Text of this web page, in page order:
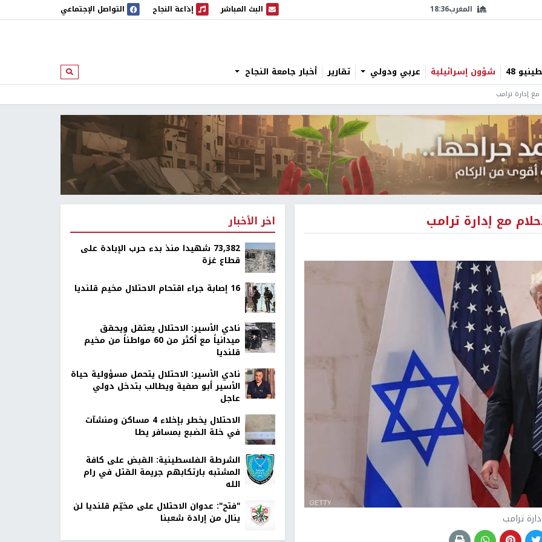
المغرب18:36 البث المباشر
البث المباشر إذاعة النجاح
إذاعة النجاح التواصل الإجتماعي
48 شؤون إسرائيلية عربي ودولي تقارير أخبار جامعة النجاح ابحث
إدارة ترامب
مع إدارة ترامب
ترامب
اخر الأخبار
73,382 شهيدا منذ بدء حرب الإبادة على
قطاع غزة
16 إصابة جراء اقتحام الاحتلال مخيم قلنديا
نادي الأسير: الاحتلال يعتقل ويحقق
ميدانياً مع أكثر من 60 مواطناً من مخيم
قلنديا
نادي الأسير: الاحتلال يتحمل مسؤولية حياة
الأسير أبو صفية ويطالب بتدخل دولي
عاجل
الاحتلال يخطر بإخلاء 4 مساكن ومنشآت
في خلة الضبع بمسافر يطا
الشرطة الفلسطينية: القبض على كافة
المشتبه بارتكابهم جريمة القتل في رام
الله
"فتح": عدوان الاحتلال على مخيّم قلنديا لن
ينال من إرادة شعبنا